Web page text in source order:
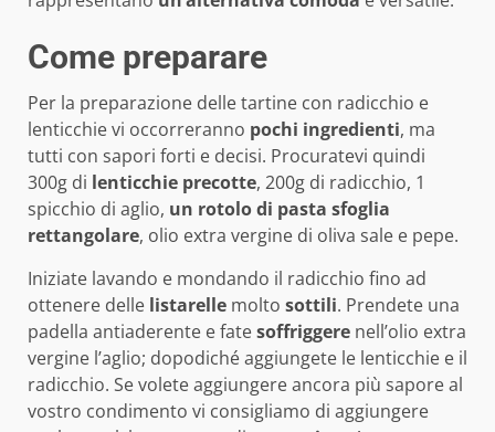
Come preparare
Per la preparazione delle tartine con radicchio e
lenticchie vi occorreranno pochi ingredienti, ma
tutti con sapori forti e decisi. Procuratevi quindi
300g di lenticchie precotte, 200g di radicchio, 1
spicchio di aglio, un rotolo di pasta sfoglia
rettangolare, olio extra vergine di oliva sale e pepe.
Iniziate lavando e mondando il radicchio fino ad
ottenere delle listarelle molto sottili. Prendete una
padella antiaderente e fatesoffriggere nell’olio extra
vergine l’aglio; dopodiché aggiungete le lenticchie e il
radicchio. Se volete aggiungere ancora più sapore al
vostro condimento vi consigliamo di aggiungere